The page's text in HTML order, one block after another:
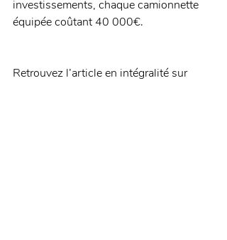
investissements, chaque camionnette
équipée coûtant 40 000€.
Retrouvez l’article en intégralité sur